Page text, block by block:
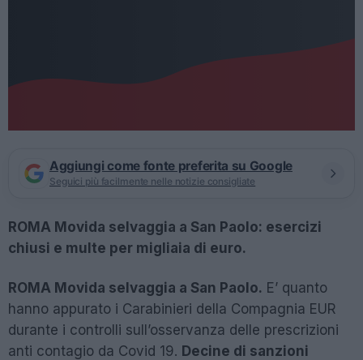
Aggiungi come fonte preferita su Google
Seguici più facilmente nelle notizie consigliate
ROMA Movida selvaggia a San Paolo: esercizi
chiusi e multe per migliaia di euro.
ROMA Movida selvaggia a San Paolo. E’ quanto
hanno appurato i Carabinieri della Compagnia EUR
durante i controlli sull’osservanza delle prescrizioni
anti contagio da Covid 19. Decine di sanzioni